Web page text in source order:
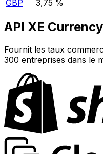
GBP
3,75 %
API XE
Fournit les taux
300 entreprises dans le